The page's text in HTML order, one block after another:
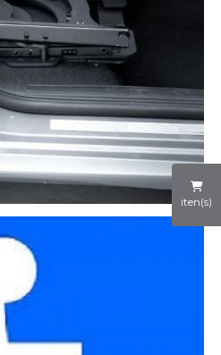
iten(s)